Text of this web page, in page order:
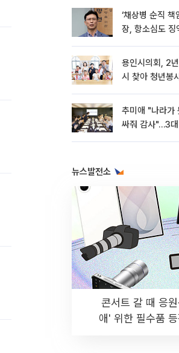
‘채상병 순직 책
장, 항소심도 징
용인시의회, 2
시 찾아 청년봉
추미애 "나라가
싸줘 감사"…3
뉴스발전소
콘서트 갈 때 응
애' 위한 필수품